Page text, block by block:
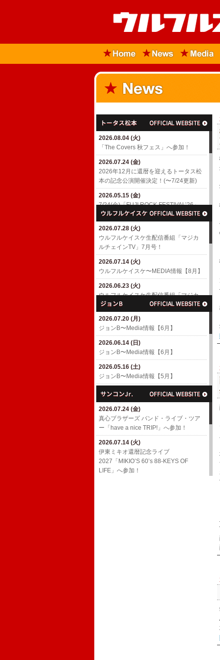
2026.08.04 (火)
「The Covers 秋フェス」へ参加！
2026.07.24 (金)
2026年12月に還暦を迎えるトータス松
本の記念公演開催決定！(〜7/24更新)
2026.05.15 (金)
7/24(金)「FUJI ROCK FESTIVAL’26」
出演決定！
2026.04.18 (土)
6/10(水)「MUSIC AWARDS JAPAN
WEEK SPECIAL LIVE A Tribute to
EIICHI OHTAKI」出演決定！
2026.04.01 (水)
7/4(土)「浜崎貴司 GACHIスペシャル」
2026.03.06 (金)
渡辺満里奈アルバム「Ring-a-Bell 30th
Anniversary Deluxe Edition」
2026.02.27 (金)
3/4(水)パラスポーツアニメテーマ曲
「スーパーヒーロー」配信リリース決
定！
3/8(日)「TOKYO GUITAR JAMBOREE
2026.02.10 (火)
ROOTS66で「The Covers' Fes. 2026」
2026.02.01 (日)
YouTube「上田禎的音楽史 vol.1」に出
演！
2026.07.28 (火)
ウルフルケイスケ生配信番組「マジカ
ルチェインTV」7月号！
2026.07.14 (火)
​ウルフルケイスケ〜MEDIA情報【8月】
2026.06.23 (火)
ウルフルケイスケ生配信番組「マジカ
ルチェインTV」6月号！
2026.06.17 (水)
​ウルフルケイスケ〜MEDIA情報【6月】
2026.05.11 (月)
ウルフルケイスケ生配信番組「マジカ
ルチェインTV」5月号！
2026.04.23 (木)
ウルフルケイスケ生配信番組「マジカ
ルチェインTV」4月号！
2026.04.16 (木)
​ウルフルケイスケ〜MEDIA情報【4月】
(〜4/16更新)
2026.03.24 (火)
ウルフルケイスケ生配信番組「マジカ
ルチェインTV」3月号！
2026.07.20 (月)
ジョンB〜Media情報【6月】
2026.06.14 (日)
ジョンB〜Media情報【6月】
2026.05.16 (土)
ジョンB〜Media情報【5月】
2026.04.19 (日)
2026.03.16 (月)
ジョンB〜Media情報【3月】
2026.02.15 (日)
ジョンB〜Media情報【2月】
2026.01.19 (月)
ジョンB〜Media情報【1月】
2026.07.24 (金)
​真心ブラザーズ バンド・ライブ・ツア
ー「have a nice TRIP!」へ参加！
2026.07.14 (火)
伊東ミキオ還暦記念ライブ
2027「MIKIO’S 60’s 88-KEYS OF
LIFE」へ参加！